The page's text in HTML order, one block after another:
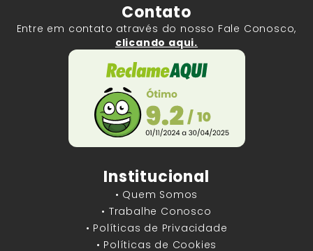
Contato
Entre em contato através do nosso Fale Conosco,
clicando aqui.
Institucional
• Quem Somos
• Trabalhe Conosco
• Políticas de Privacidade
• Políticas de Cookies